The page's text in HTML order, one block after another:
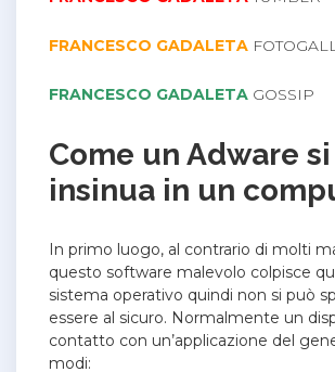
FRANCESCO GADALETA
FRANCESCO GADALETA GOSSIP
Come un Adware si
insinua in un
In primo luogo, al contrario di molti
questo software malevolo colpisce
sistema operativo quindi non si può
essere al sicuro. Normalmente un
contatto con un’applicazione del
modi: